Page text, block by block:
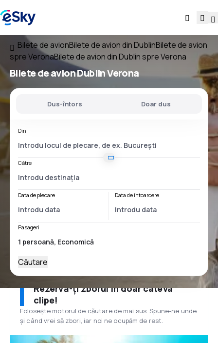
Bilete de avionBilete de avion din DublinBilete de avion
spre VeronaBilete de avion din Dublin spre Verona
Bilete de avionDublin Verona
Dus-întors Doar dus
Din
Către
Data de plecare Data de întoarcere
Pasageri
Căutare
Rezervă-ți zborul în doar câteva
clipe!
Folosește motorul de căutare de mai sus. Spune-ne unde
și când vrei să zbori, iar noi ne ocupăm de rest.